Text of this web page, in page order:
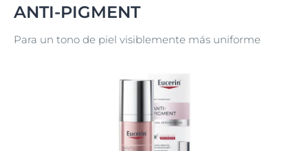
ANTI-PIGMENT
Para un tono de piel visiblemente más uniforme